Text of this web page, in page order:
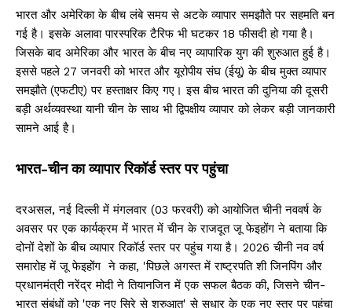
भारत और अमेरिका के बीच लंबे समय से अटके व्यापार समझौते पर सहमति बन
गई है। इसके अलावा पारस्परिक टैरिफ भी घटकर 18 फीसदी हो गया है।
जिसके बाद अमेरिका और भारत के बीच नए व्यापारिक युग की शुरुआत हुई है।
इससे पहले 27 जनवरी को भारत और यूरोपीय संघ (ईयू) के बीच मुक्त व्यापार
समझौते (एफटीए) पर हस्ताक्षर किए गए। इस बीच भारत की दुनिया की दूसरी
बड़ी अर्थव्यवस्था यानी चीन के साथ भी द्विपक्षीय व्यापार को लेकर बड़ी जानकारी
सामने आई है।
भारत-चीन का व्यापार रिकॉर्ड स्तर पर पहुंचा
दरअसल, नई दिल्ली में मंगलवार (03 फरवरी) को आयोजित चीनी नववर्ष के
अवसर पर एक कार्यक्रम में भारत में चीन के राजदूत जू फेइहोंग ने बताया कि
दोनों देशों के बीच व्यापार रिकॉर्ड स्तर पर पहुंच गया है। 2026 चीनी नव वर्ष
समारोह में जू फेइहोंग ने कहा, 'पिछले अगस्त में राष्ट्रपति शी जिनपिंग और
प्रधानमंत्री नरेंद्र मोदी ने तियानजिन में एक सफल बैठक की, जिसने चीन-
भारत संबंधों को 'एक नए सिरे से शुरुआत' से सुधार के एक नए स्तर पर पहुंचा